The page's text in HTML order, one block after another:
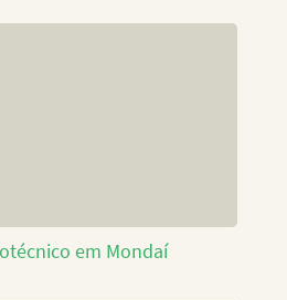
em Mondaí